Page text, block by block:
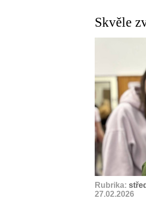
Skvěle
Rubrika:
27.02.2026